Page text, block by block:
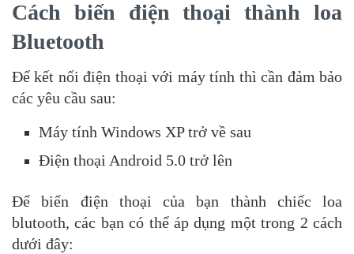
Cách biến điện thoại thành loa
Bluetooth
Để kết nối điện thoại với máy tính thì cần đảm bảo
các yêu cầu sau:
Máy tính Windows XP trở về sau
Điện thoại Android 5.0 trở lên
Để biến điện thoại của bạn thành chiếc loa
blutooth, các bạn có thể áp dụng một trong 2 cách
dưới đây: